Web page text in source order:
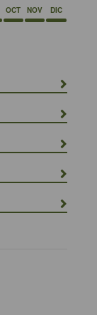
OCT NOV DIC